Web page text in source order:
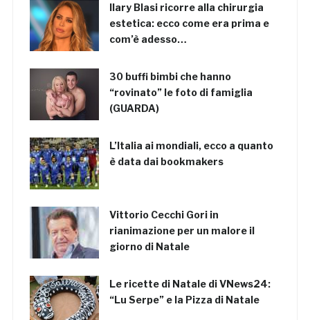
Ilary Blasi ricorre alla chirurgia
estetica: ecco come era prima e
com’è adesso…
30 buffi bimbi che hanno
“rovinato” le foto di famiglia
(GUARDA)
L’Italia ai mondiali, ecco a quanto
è data dai bookmakers
Vittorio Cecchi Gori in
rianimazione per un malore il
giorno di Natale
Le ricette di Natale di VNews24:
“Lu Serpe” e la Pizza di Natale